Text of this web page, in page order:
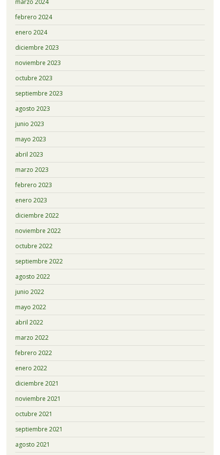
marzo 2024
febrero 2024
enero 2024
diciembre 2023
noviembre 2023
octubre 2023
septiembre 2023
agosto 2023
junio 2023
mayo 2023
abril 2023
marzo 2023
febrero 2023
enero 2023
diciembre 2022
noviembre 2022
octubre 2022
septiembre 2022
agosto 2022
junio 2022
mayo 2022
abril 2022
marzo 2022
febrero 2022
enero 2022
diciembre 2021
noviembre 2021
octubre 2021
septiembre 2021
agosto 2021